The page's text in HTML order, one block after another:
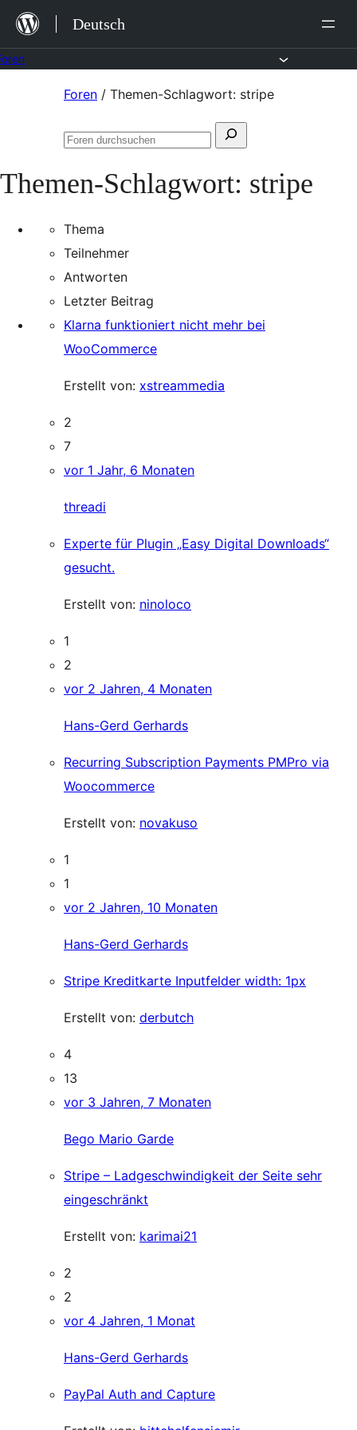
Zum
Inhalt
springen
Deutsch
Foren / Themen-Schlagwort: stripe
Suchen
Foren
Themen-Schlagwort: stripe
Thema
Teilnehmer
Antworten
Letzter Beitrag
Klarna funktioniert nicht mehr bei
WooCommerce
Erstellt von: xstreammedia
2
7
vor 1 Jahr, 6 Monaten
threadi
Experte für Plugin „Easy Digital Downloads“
gesucht.
Erstellt von: ninoloco
1
2
vor 2 Jahren, 4 Monaten
Hans-Gerd Gerhards
Recurring Subscription Payments PMPro via
Woocommerce
Erstellt von: novakuso
1
1
vor 2 Jahren, 10 Monaten
Hans-Gerd Gerhards
Stripe Kreditkarte Inputfelder width: 1px
Erstellt von: derbutch
4
13
vor 3 Jahren, 7 Monaten
Bego Mario Garde
Stripe – Ladgeschwindigkeit der Seite sehr
eingeschränkt
Erstellt von: karimai21
2
2
vor 4 Jahren, 1 Monat
Hans-Gerd Gerhards
PayPal Auth and Capture